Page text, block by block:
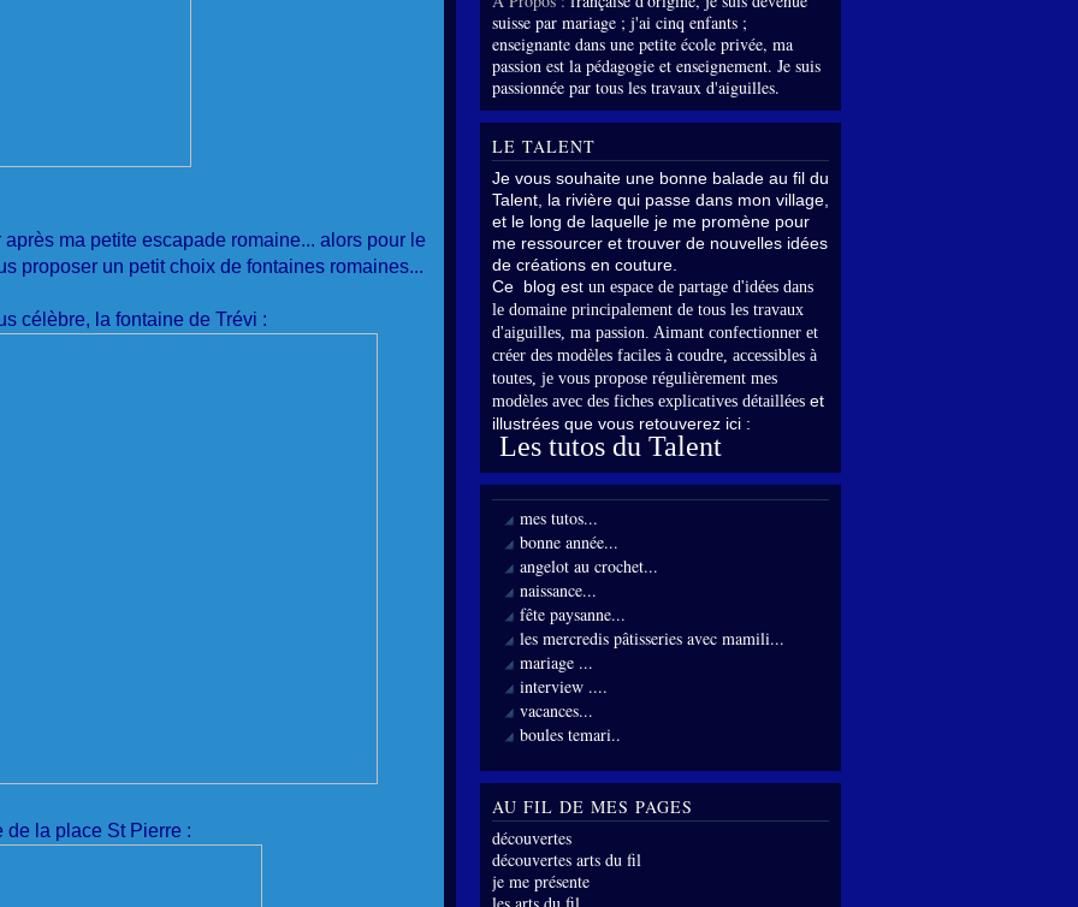
ma petite escapade romaine... alors pour le
proposer un petit choix de fontaines romaines...
célèbre, la fontaine de Trévi :
de la place St Pierre :
suisse par mariage ; j'ai cinq enfants ;
enseignante dans une petite école privée, ma
passion est la pédagogie et enseignement. Je suis
passionnée par tous les travaux d'aiguilles.
LE TALENT
Je vous souhaite une bonne balade au fil du
Talent, la rivière qui passe dans mon village,
et le long de laquelle je me promène pour
me ressourcer et trouver de nouvelles idées
de créations en couture.
Ce blog est un espace de partage d'idées dans
le domaine principalement de tous les travaux
d'aiguilles, ma passion. Aimant confectionner et
créer des modèles faciles à coudre, accessibles à
toutes, je vous propose régulièrement mes
modèles avec des fiches explicatives détaillées et
illustrées que vous retouverez ici :
Les tutos du Talent
mes tutos...
bonne année...
angelot au crochet...
naissance...
fête paysanne...
les mercredis pâtisseries avec mamili...
mariage ...
interview ....
vacances...
boules temari..
AU FIL DE MES PAGES
découvertes
découvertes arts du fil
je me présente